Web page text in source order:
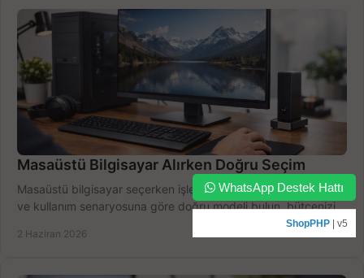
Masaüstü Bilgisayar Alırken Doğru Seçim
Masaüstü bilgisayar seçerken işlemci, RAM, SSD, ekran kartı
ve kullanım senaryosuna göre doğru modeli bulun, bütçenizi
2 Haziran 2026
WhatsApp Destek Hattı
ShopPHP | v5